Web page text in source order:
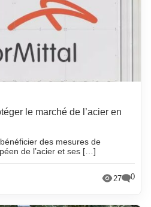
le marché de l’acier en
des mesures de
de l’acier et ses […]
27 0